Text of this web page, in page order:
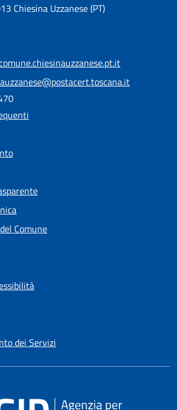
Chiesina Uzzanese (PT)
Comune
dei Servizi